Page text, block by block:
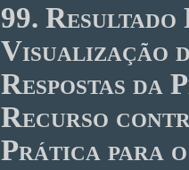
99.
Visualização
Respostas da
Recurso
Prática para